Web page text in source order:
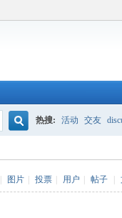
热搜: 活动 交友
图片 投票 用户 帖子